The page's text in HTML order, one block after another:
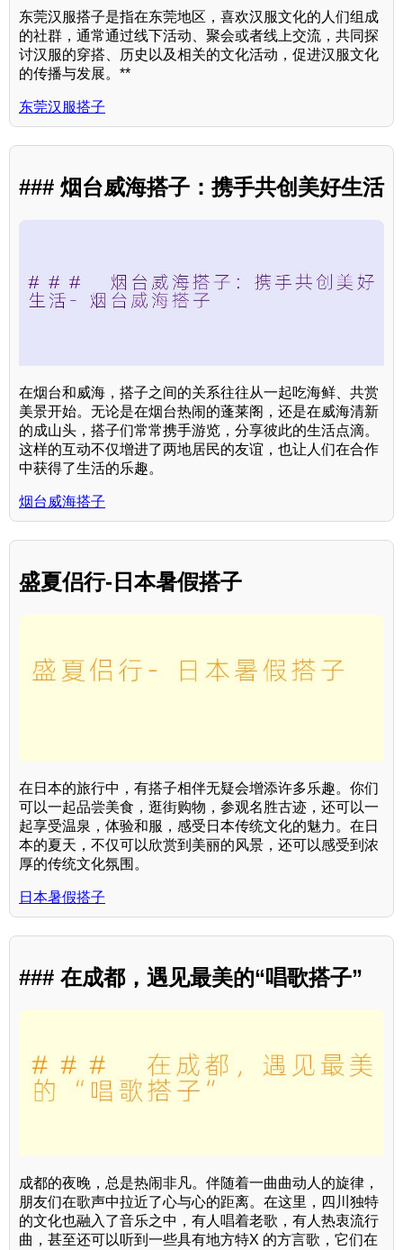
东莞汉服搭子是指在东莞地区，喜欢汉服文化的人们组成
的社群，通常通过线下活动、聚会或者线上交流，共同探
讨汉服的穿搭、历史以及相关的文化活动，促进汉服文化
的传播与发展。**
东莞汉服搭子
### 烟台威海搭子：携手共创美好生活
在烟台和威海，搭子之间的关系往往从一起吃海鲜、共赏
美景开始。无论是在烟台热闹的蓬莱阁，还是在威海清新
的成山头，搭子们常常携手游览，分享彼此的生活点滴。
这样的互动不仅增进了两地居民的友谊，也让人们在合作
中获得了生活的乐趣。
烟台威海搭子
盛夏侣行-日本暑假搭子
在日本的旅行中，有搭子相伴无疑会增添许多乐趣。你们
可以一起品尝美食，逛街购物，参观名胜古迹，还可以一
起享受温泉，体验和服，感受日本传统文化的魅力。在日
本的夏天，不仅可以欣赏到美丽的风景，还可以感受到浓
厚的传统文化氛围。
日本暑假搭子
### 在成都，遇见最美的“唱歌搭子”
成都的夜晚，总是热闹非凡。伴随着一曲曲动人的旋律，
朋友们在歌声中拉近了心与心的距离。在这里，四川独特
的文化也融入了音乐之中，有人唱着老歌，有人热衷流行
曲，甚至还可以听到一些具有地方特X 的方言歌，它们在